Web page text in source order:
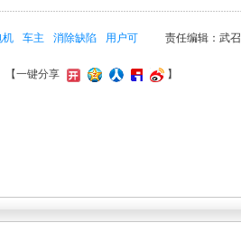
责任编辑：武召
机 车主 消除缺陷 用户可
【一键分享 】